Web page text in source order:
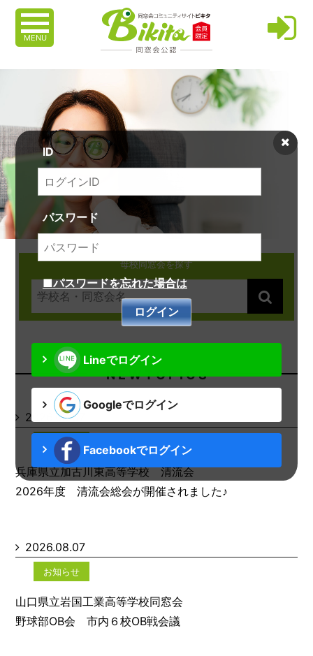
MENU
ID
パスワード
■パスワードを忘れた場合は
Lineでログイン
Googleでログイン
Facebookでログイン
母校同窓会を探す
N E W T O P I C S
2026.08.07
お知らせ
兵庫県立加古川東高等学校 清流会
2026年度 清流会総会が開催されました♪
2026.08.07
お知らせ
山口県立岩国工業高等学校同窓会
野球部OB会 市内６校OB戦会議